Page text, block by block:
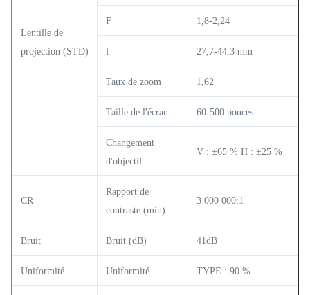
Lentille de
projection (STD)
F 1,8-2,24
f 27,7-44,3 mm
Taux de zoom 1,62
Taille de l'écran 60-500 pouces
Changement
d'objectif
V : ±65 % H : ±25 %
CR
Rapport de
contraste (min)
3 000 000:1
Bruit Bruit (dB) 41dB
Uniformité Uniformité TYPE : 90 %